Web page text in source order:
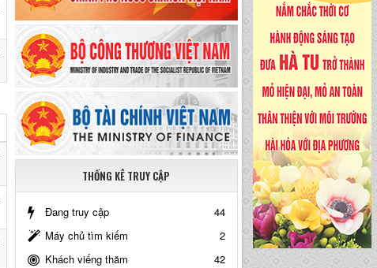
THỐNG KÊ TRUY CẬP
Đang truy cập
44
Máy chủ tìm kiếm
2
Khách viếng thăm
42